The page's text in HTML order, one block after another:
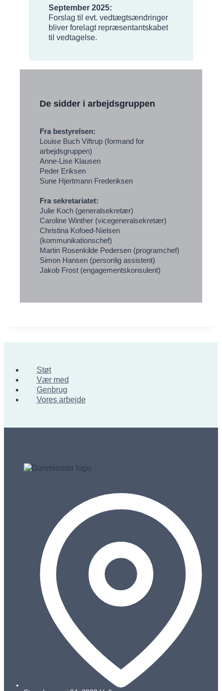
September 2025:
Forslag til evt. vedtægtsændringer
bliver forelagt repræsentantskabet
til vedtagelse.
De sidder i arbejdsgruppen
Fra bestyrelsen:
Louise Buch Viftrup (formand for
arbejdsgruppen)
Anne-Lise Klausen
Peder Eriksen
Sune Hjertmann Frederiksen
Fra sekretariatet:
Julie Koch (generalsekretær)
Caroline Winther (vicegeneralsekretær)
Christina Kofoed-Nielsen
(kommunikationschef)
Martin Rosenkilde Pedersen (programchef)
Simon Hansen (personlig assistent)
Jakob Frost (engagementskonsulent)
Støt
Vær med
Genbrug
Vores arbejde